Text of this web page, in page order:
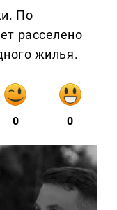
По
расселено
жилья.
0 0